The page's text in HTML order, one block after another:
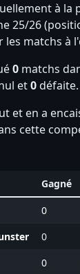
à la
25/26
les matchs à
0 matchs
et0défaite.
et en a
cette
Gagné
0
0
0